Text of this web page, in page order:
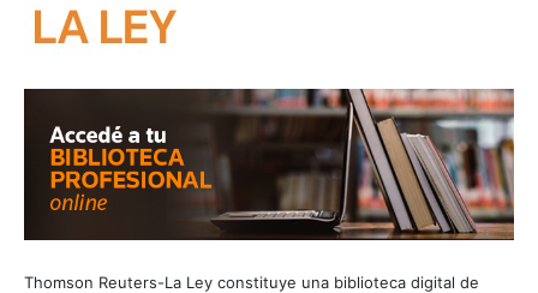
Seguínos en:
Thomson Reuters-La Ley constituye una biblioteca digital de